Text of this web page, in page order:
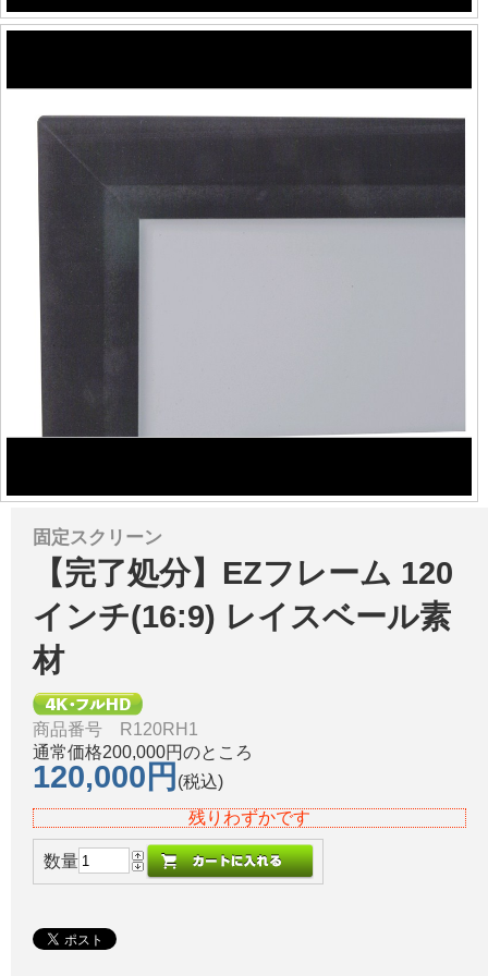
固定スクリーン
【完了処分】EZフレーム 120
インチ(16:9) レイスベール素
材
商品番号 R120RH1
通常価格200,000円のところ
120,000円 (税込)
残りわずかです
数量